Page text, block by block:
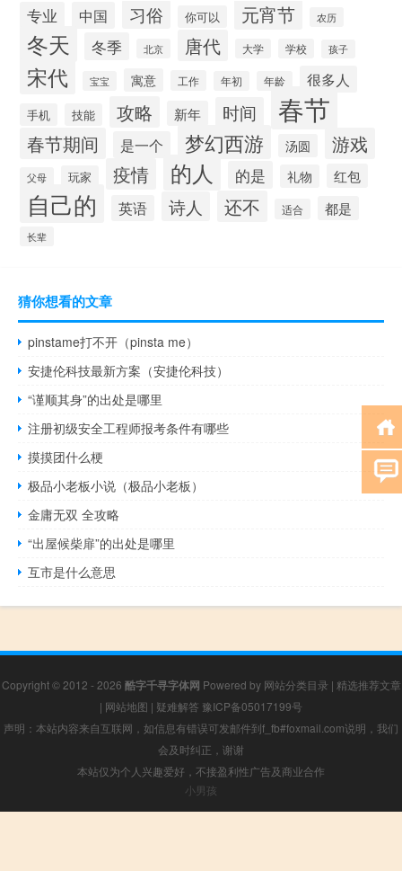
专业 中国 习俗 你可以 元宵节 农历
冬天 冬季 北京 唐代 大学 学校 孩子
宋代 宝宝 寓意 工作 年初 年龄 很多人
手机 技能 攻略 新年 时间 春节
春节期间 是一个 梦幻西游 汤圆 游戏
父母 玩家 疫情 的人 的是 礼物 红包
自己的 英语 诗人 还不 适合 都是
长辈
猜你想看的文章
pinstame打不开（pinsta me）
安捷伦科技最新方案（安捷伦科技）
“谨顺其身”的出处是哪里
注册初级安全工程师报考条件有哪些
摸摸团什么梗
极品小老板小说（极品小老板）
金庸无双 全攻略
“出屋候柴扉”的出处是哪里
互市是什么意思
Copyright © 2012 - 2026 酷字千寻字体网 Powered by 网站分类目录 | 精选推荐文章
| 网站地图 | 疑难解答 豫ICP备05017199号
声明：本站内容来自互联网，如信息有错误可发邮件到f_fb#foxmail.com说明，我们
会及时纠正，谢谢
本站仅为个人兴趣爱好，不接盈利性广告及商业合作
小男孩